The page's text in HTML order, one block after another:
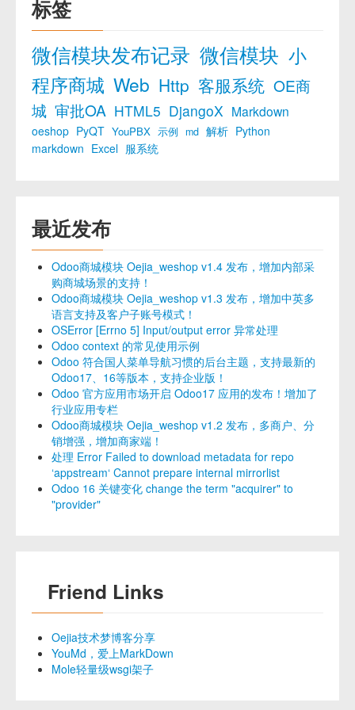
标签
微信模块发布记录 微信模块 小
程序商城 Web Http 客服系统 OE商
城 审批OA HTML5 DjangoX Markdown
oeshop PyQT YouPBX 示例 md 解析 Python
markdown Excel 服系统
最近发布
Odoo商城模块 Oejia_weshop v1.4 发布，增加内部采
购商城场景的支持！
Odoo商城模块 Oejia_weshop v1.3 发布，增加中英多
语言支持及客户子账号模式！
OSError [Errno 5] Input/output error 异常处理
Odoo context 的常见使用示例
Odoo 符合国人菜单导航习惯的后台主题，支持最新的
Odoo17、16等版本，支持企业版！
Odoo 官方应用市场开启 Odoo17 应用的发布！增加了
行业应用专栏
Odoo商城模块 Oejia_weshop v1.2 发布，多商户、分
销增强，增加商家端！
处理 Error Failed to download metadata for repo
‘appstream‘ Cannot prepare internal mirrorlist
Odoo 16 关键变化 change the term "acquirer" to
"provider"
Friend Links
Oejia技术梦博客分享
YouMd，爱上MarkDown
Mole轻量级wsgi架子